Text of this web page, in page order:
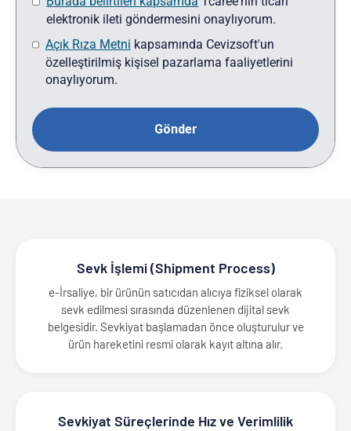
elektronik ileti göndermesini onaylıyorum.
Açık Rıza Metni kapsamında Cevizsoft'un
özelleştirilmiş kişisel pazarlama faaliyetlerini
onaylıyorum.
Sevk İşlemi (Shipment Process)
e-İrsaliye, bir ürünün satıcıdan alıcıya fiziksel olarak
sevk edilmesi sırasında düzenlenen dijital sevk
belgesidir. Sevkiyat başlamadan önce oluşturulur ve
ürün hareketini resmi olarak kayıt altına alır.
Sevkiyat Süreçlerinde Hız ve Verimlilik